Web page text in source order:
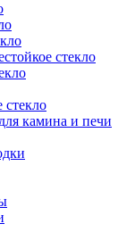
стекло
стекло
камина и печи